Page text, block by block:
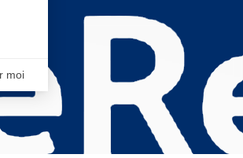
moi
vos Options
paramètres de confidentialité, en